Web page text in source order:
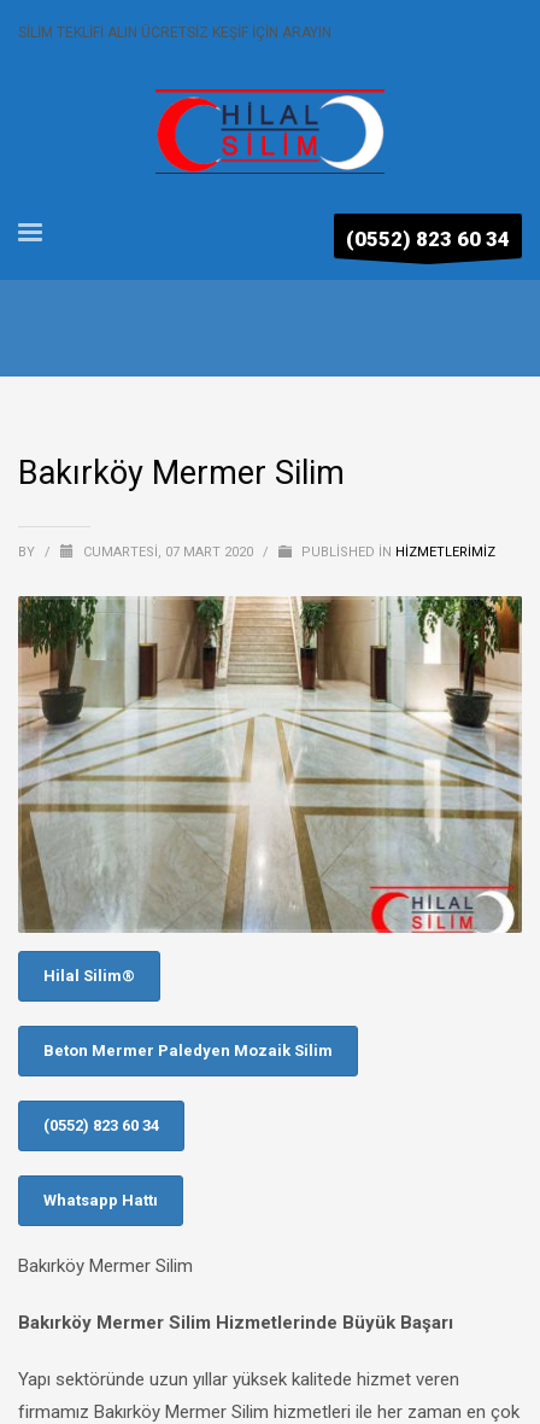
SİLİM TEKLİFİ ALIN ÜCRETSİZ KEŞİF İÇİN ARAYIN
(0552) 823 60 34
Bakırköy Mermer Silim
BY / CUMARTESI, 07 MART 2020 / PUBLISHED IN HİZMETLERİMİZ
Hilal Silim®
Beton Mermer Paledyen Mozaik Silim
(0552) 823 60 34
Whatsapp Hattı
Bakırköy Mermer Silim
Bakırköy Mermer Silim Hizmetlerinde Büyük Başarı
Yapı sektöründe uzun yıllar yüksek kalitede hizmet veren
firmamız Bakırköy Mermer Silim hizmetleri ile her zaman en çok